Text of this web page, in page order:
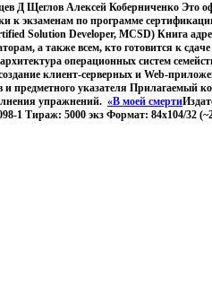
Д Щеглов Алексей Коберниченко Это
к экзаменам по программе
Solution Developer, MCSD) Книга
а также всем, кто готовится к
операционных систем
клиент-серверных и Web-
и предметного указателя Прилагаемый
упражнений. «В моей смерти
1 Тираж: 5000 экз Формат: 84x104/32